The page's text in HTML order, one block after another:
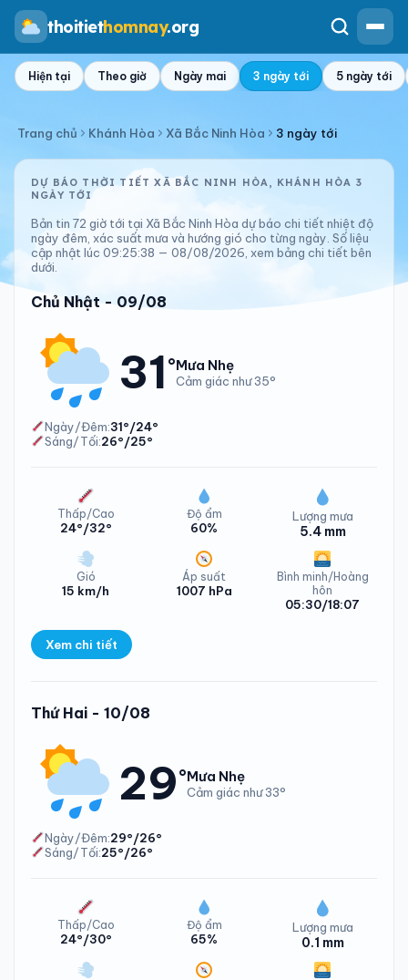
thoitiethomnay.org
Hiện tại Theo giờ Ngày mai 3 ngày tới 5 ngày tới
Trang chủ Khánh Hòa Xã Bắc Ninh Hòa 3 ngày tới
DỰ BÁO THỜI TIẾT XÃ BẮC NINH HÒA, KHÁNH HÒA 3
NGÀY TỚI
Bản tin 72 giờ tới tại Xã Bắc Ninh Hòa dự báo chi tiết nhiệt độ
ngày đêm, xác suất mưa và hướng gió cho từng ngày. Số liệu
cập nhật lúc 09:25:38 — 08/08/2026, xem bảng chi tiết bên
dưới.
Chủ Nhật - 09/08
31 °Mưa Nhẹ
Cảm giác như 35°
Ngày/Đêm:31°/24°
Sáng/Tối:26°/25°
Thấp/Cao
24°/32°
Độ ẩm
60%
Lượng mưa
5.4 mm
Gió
15 km/h
Áp suất
1007 hPa
Bình minh/Hoàng
hôn
05:30/18:07
Xem chi tiết
Nhiệt độ Xã Bắc Ninh Hòa Chủ Nhật - 09/08/2026
Thứ Hai - 10/08
29°Mưa Nhẹ
Cảm giác như 33°
Ngày/Đêm:29°/26°
Sáng/Tối:25°/26°
Thấp/Cao
24°/30°
Độ ẩm
65%
Lượng mưa
0.1 mm